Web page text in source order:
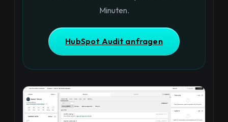
Minuten.
HubSpot Audit anfragen